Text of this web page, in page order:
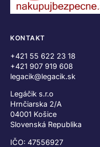
KONTAKT
+421 55 622 23 18
+421 907 919 608
legacik@legacik.sk
Legáčik s.r.o
Hrnčiarska 2/A
04001 Košice
Slovenská Republika
IČO: 47556927